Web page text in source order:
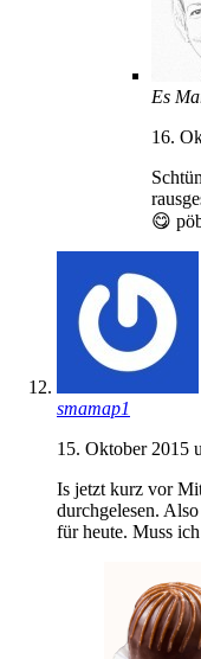
Es
16.
😋
smamap1
15. Oktober 2015
Is jetzt kurz vor
durchgelesen.
für heute. Muss